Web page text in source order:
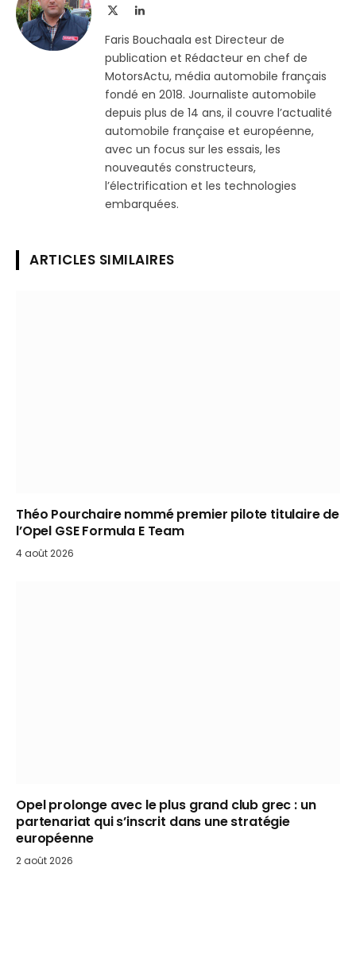
LinkedIn
Faris Bouchaala est Directeur de
publication et Rédacteur en chef de
MotorsActu, média automobile français
fondé en 2018. Journaliste automobile
depuis plus de 14 ans, il couvre l’actualité
automobile française et européenne,
avec un focus sur les essais, les
nouveautés constructeurs,
l’électrification et les technologies
embarquées.
ARTICLES SIMILAIRES
Théo Pourchaire nommé premier pilote titulaire de
l’Opel GSE Formula E Team
4 août 2026
Opel prolonge avec le plus grand club grec : un
partenariat qui s’inscrit dans une stratégie
européenne
2 août 2026